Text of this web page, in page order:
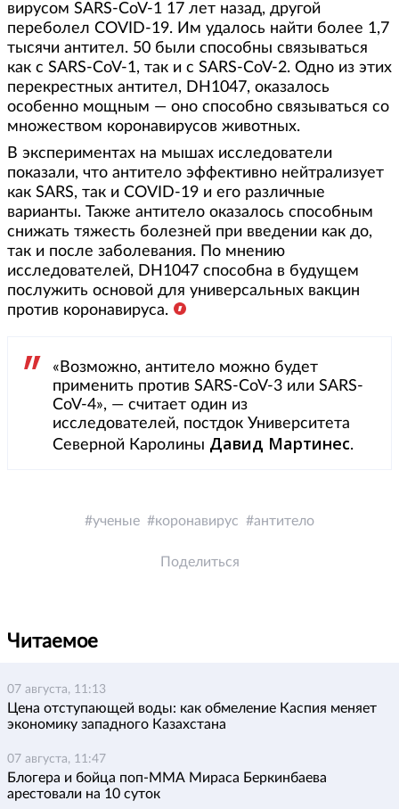
вирусом SARS-CoV-1 17 лет назад, другой
переболел COVID-19. Им удалось найти более 1,7
тысячи антител. 50 были способны связываться
как с SARS-CoV-1, так и с SARS-CoV-2. Одно из этих
перекрестных антител, DH1047, оказалось
особенно мощным — оно способно связываться со
множеством коронавирусов животных.
В экспериментах на мышах исследователи
показали, что антитело эффективно нейтрализует
как SARS, так и COVID-19 и его различные
варианты. Также антитело оказалось способным
снижать тяжесть болезней при введении как до,
так и после заболевания. По мнению
исследователей, DH1047 способна в будущем
послужить основой для универсальных вакцин
против коронавируса.
«Возможно, антитело можно будет
применить против SARS-CoV-3 или SARS-
CoV-4», — считает один из
исследователей, постдок Университета
Северной Каролины Давид Мартинес.
ученые коронавирус антитело
Поделиться
Читаемое
07 августа, 11:13
Цена отступающей воды: как обмеление Каспия меняет
экономику западного Казахстана
07 августа, 11:47
Блогера и бойца поп-ММА Мираса Беркинбаева
арестовали на 10 суток